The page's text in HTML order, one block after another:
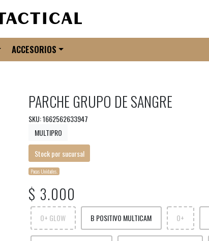
ACCESORIOS
PARCHE GRUPO DE SANGRE
SKU: 1662562633947
MULTIPRO
Stock por sucursal
Pocas Unidades.
$ 3.000
O+ GLOW B POSITIVO MULTICAM O+